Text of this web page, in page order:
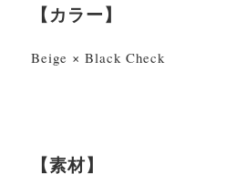
【カラー】
Beige × Black Check
【素材】